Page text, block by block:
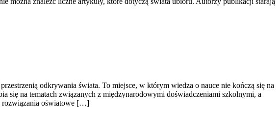
odkrywania świata. To miejsce, w którym wiedza o nauce nie kończą się na
się na tematach związanych z międzynarodowymi doświadczeniami szkolnymi, a
rozwiązania oświatowe […]